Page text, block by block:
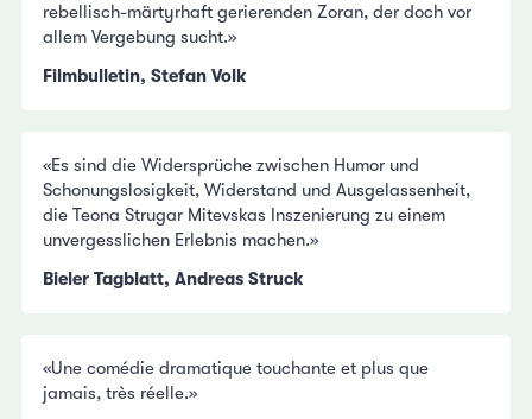
rebellisch-märtyrhaft gerierenden Zoran, der doch vor
allem Vergebung sucht.»
Filmbulletin, Stefan Volk
«Es sind die Widersprüche zwischen Humor und
Schonungslosigkeit, Widerstand und Ausgelassenheit,
die Teona Strugar Mitevskas Inszenierung zu einem
unvergesslichen Erlebnis machen.»
Bieler Tagblatt, Andreas Struck
«Une comédie dramatique touchante et plus que
jamais, très réelle.»